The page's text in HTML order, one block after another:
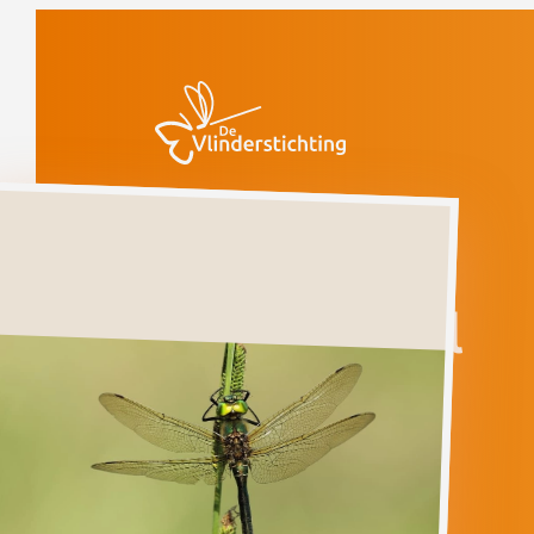
Metaalglanslibel
SOMATOCHLORA
METALLICA